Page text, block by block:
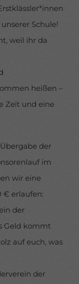
Schule!
weil ihr da
heißen –
Zeit und eine
der
im
wir eine
€ erlaufen:
der
Geld kommt
auf euch, was
der
Anzeigen
Weitere
Daten finden Sie
ganzen
auswählen.
Funktionen und